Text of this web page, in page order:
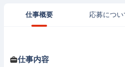
仕事概要 応募につい
仕事内容